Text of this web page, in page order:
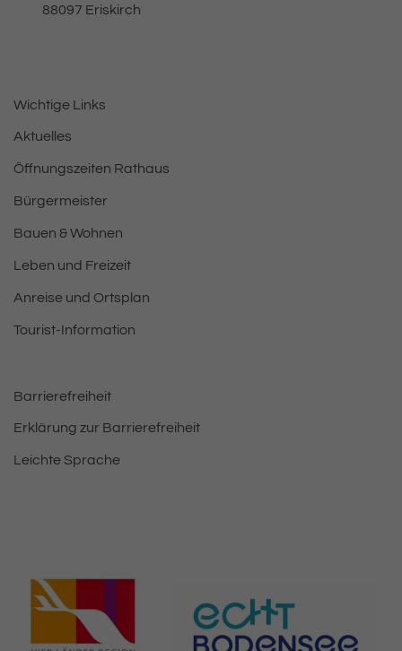
88097 , 8 8 0 9 7
Eriskirch
Wichtige Links
Aktuelles
Öffnungszeiten Rathaus
Bürgermeister
Bauen & Wohnen
Leben und Freizeit
Anreise und Ortsplan
Tourist-Information
Barrierefreiheit
Erklärung zur Barrierefreiheit
Leichte Sprache